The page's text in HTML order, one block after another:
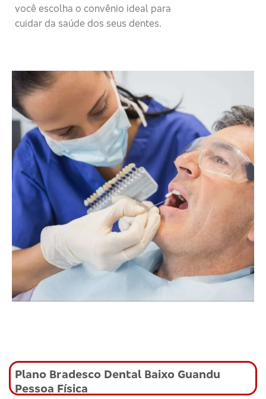
você escolha o convênio ideal para
cuidar da saúde dos seus dentes.
Plano Bradesco Dental Baixo Guandu
Pessoa Física